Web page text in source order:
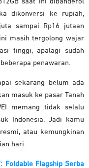
dikonversi ke rupiah,
sampai Rp16 jutaan
masih tergolong wajar
tinggi, apalagi sudah
penawaran.
sekarang belum ada
masuk ke pasar Tanah
memang tidak selalu
Indonesia. Jadi kamu
atau kemungkinan
hari.
Foldable Flagship Serba